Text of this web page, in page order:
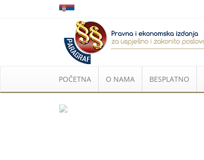
POČETNA O NAMA BESPLATNO